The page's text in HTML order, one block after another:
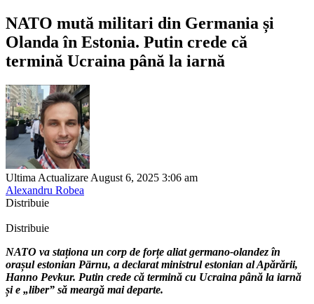
NATO mută militari din Germania și
Olanda în Estonia. Putin crede că
termină Ucraina până la iarnă
Ultima Actualizare August 6, 2025 3:06 am
Alexandru Robea
Distribuie
Distribuie
NATO va staționa un corp de forțe aliat germano-olandez în
orașul estonian Pärnu, a declarat ministrul estonian al Apărării,
Hanno Pevkur. Putin crede că termină cu Ucraina până la iarnă
și e „liber” să meargă mai departe.